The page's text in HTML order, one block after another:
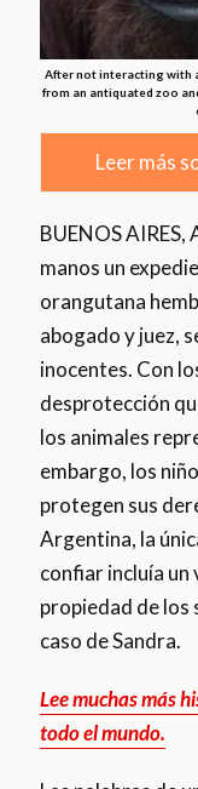
After not interacting with
from an antiquated zoo
Leer más
BUENOS
manos un
orangutana
abogado y juez,
inocentes. Con
desprotección
los animales
embargo, los
protegen sus
Argentina, la
confiar incluía
propiedad de los
caso de Sandra.
Lee muchas más
todo el mundo.